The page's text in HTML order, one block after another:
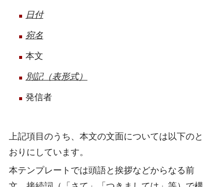
日付
宛名
本文
別記（表形式）
発信者
上記項目のうち、本文の文面については以下のと
おりにしています。
本テンプレートでは頭語と挨拶などからなる前